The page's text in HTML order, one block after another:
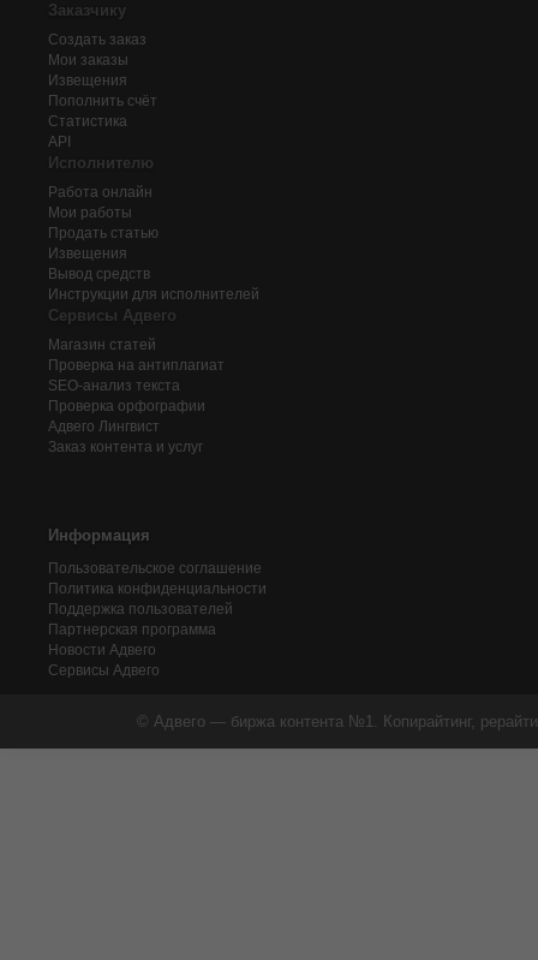
Заказчику
Создать заказ
Мои заказы
Извещения
Пополнить счёт
Статистика
API
Исполнителю
Работа онлайн
Мои работы
Продать статью
Извещения
Вывод средств
Инструкции для исполнителей
Сервисы Адвего
Магазин статей
Проверка на антиплагиат
SEO-анализ текста
Проверка орфографии
Адвего Лингвист
Заказ контента и услуг
Информация
Пользовательское соглашение
Политика конфиденциальности
Поддержка пользователей
Партнерская программа
Новости Адвего
Сервисы Адвего
© Адвего — биржа контента №1. Копирайтинг,